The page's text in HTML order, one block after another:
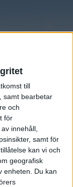
till
samt bearbetar
och
för
innehåll,
samt för
kan vi och
geografisk
enheten. Du kan